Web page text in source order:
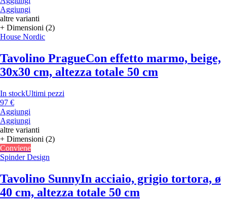
Aggiungi
altre varianti
+ Dimensioni (2)
House Nordic
Tavolino PragueCon effetto marmo, beige,
30x30 cm, altezza totale 50 cm
In stockUltimi pezzi
97 €
Aggiungi
Aggiungi
altre varianti
+ Dimensioni (2)
Conviene
Spinder Design
Tavolino SunnyIn acciaio, grigio tortora, ø
40 cm, altezza totale 50 cm